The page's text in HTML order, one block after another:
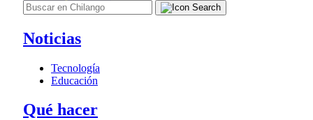
Noticias
Tecnología
Educación
Qué hacer